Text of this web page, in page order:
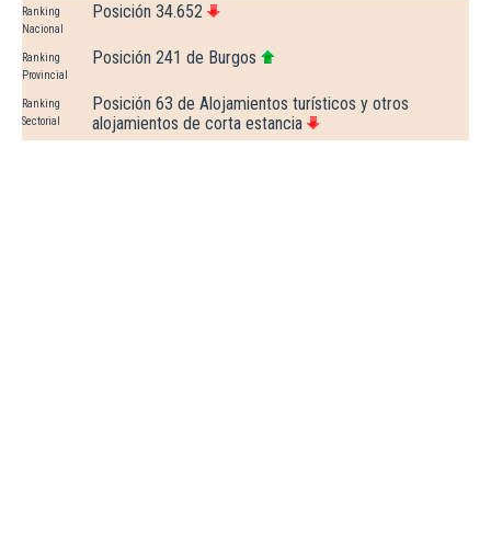
Ranking
Nacional
Posición 34.652
Ranking
Provincial
Posición 241 de Burgos
Ranking
Sectorial
Posición 63 de Alojamientos turísticos y otros
alojamientos de corta estancia